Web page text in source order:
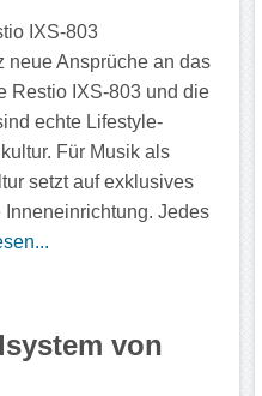
IXS-803
neue Ansprüche an das
Restio IXS-803 und die
echte Lifestyle-
Für Musik als
setzt auf exklusives
Jedes
von